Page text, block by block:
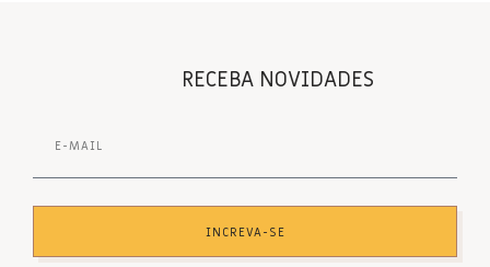
RECEBA NOVIDADES
INCREVA-SE